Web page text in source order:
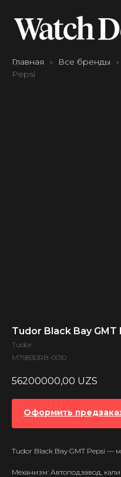
Главная Все бренды
Pepsi
Tudor Black Bay GMT
Tudor
M79830RB-0010
56200000,00 UZS
Оформить
Tudor Black Bay GMT Pepsi —
Механизм: Автоподзавод,